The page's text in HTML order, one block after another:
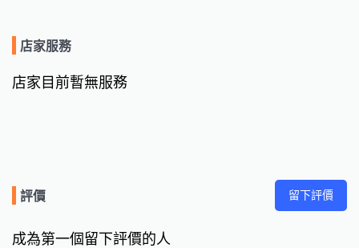
店家服務
店家目前暫無服務
評價 留下評價
成為第一個留下評價的人